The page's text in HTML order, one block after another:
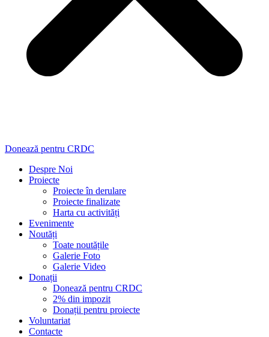
Donează pentru CRDC
Despre Noi
Proiecte
Proiecte în derulare
Proiecte finalizate
Harta cu activități
Evenimente
Noutăți
Toate noutățile
Galerie Foto
Galerie Video
Donații
Donează pentru CRDC
2% din impozit
Donații pentru proiecte
Voluntariat
Contacte